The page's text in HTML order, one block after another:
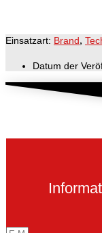
Einsatzart: Brand,
Datum der